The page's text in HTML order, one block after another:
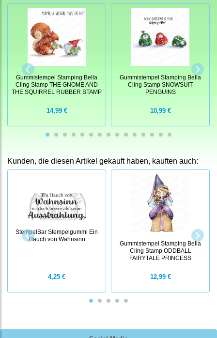
Gummistempel Stamping Bella
Cling Stamp THE GNOME AND
THE SQUIRREL RUBBER STAMP
14,99 €
Gummistempel Stamping Bella
Cling Stamp SNOWSUIT
PENGUINS
10,99 €
Kunden, die diesen Artikel gekauft haben, kauften auch:
StempelBar Stempelgummi Ein
Hauch von Wahnsinn
4,25 €
Gummistempel Stamping Bella
Cling Stamp ODDBALL
FAIRYTALE PRINCESS
12,99 €